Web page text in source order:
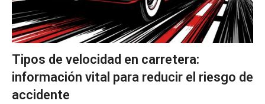
Tipos de velocidad en carretera:
información vital para reducir el riesgo de
accidente